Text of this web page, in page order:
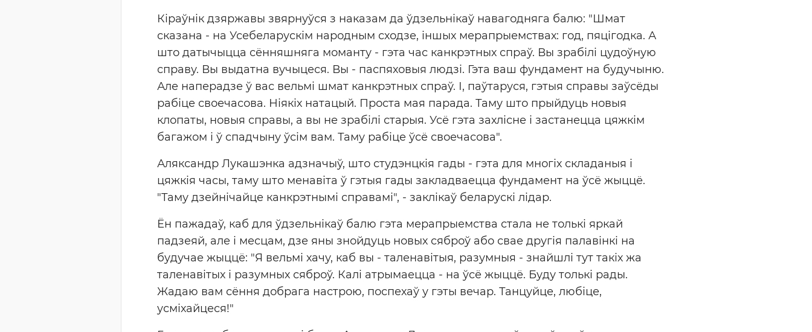
Кіраўнік дзяржавы звярнуўся з наказам да ўдзельнікаў навагодняга балю: "Шмат
сказана - на Усебеларускім народным сходзе, іншых мерапрыемствах: год, пяцігодка. А
што датычыцца сённяшняга моманту - гэта час канкрэтных спраў. Вы зрабілі цудоўную
справу. Вы выдатна вучыцеся. Вы - паспяховыя людзі. Гэта ваш фундамент на будучыню.
Але наперадзе ў вас вельмі шмат канкрэтных спраў. І, паўтаруся, гэтыя справы заўсёды
рабіце своечасова. Ніякіх натацый. Проста мая парада. Таму што прыйдуць новыя
клопаты, новыя справы, а вы не зрабілі старыя. Усё гэта захлісне і застанецца цяжкім
багажом і ў спадчыну ўсім вам. Таму рабіце ўсё своечасова".
Аляксандр Лукашэнка адзначыў, што студэнцкія гады - гэта для многіх складаныя і
цяжкія часы, таму што менавіта ў гэтыя гады закладваецца фундамент на ўсё жыццё.
"Таму дзейнічайце канкрэтнымі справамі", - заклікаў беларускі лідар.
Ён пажадаў, каб для ўдзельнікаў балю гэта мерапрыемства стала не толькі яркай
падзеяй, але і месцам, дзе яны знойдуць новых сяброў або свае другія палавінкі на
будучае жыццё: "Я вельмі хачу, каб вы - таленавітыя, разумныя - знайшлі тут такіх жа
таленавітых і разумных сяброў. Калі атрымаецца - на ўсё жыццё. Буду толькі рады.
Жадаю вам сёння добрага настрою, поспехаў у гэты вечар. Танцуйце, любіце,
усміхайцеся!"